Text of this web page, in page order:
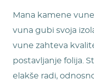
Mana kamene
vuna gubi svoja
vune zahteva
postavljanje folija.
elakše radi,